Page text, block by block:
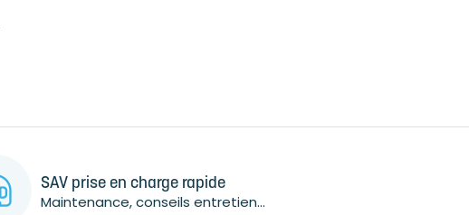
SAV prise en charge rapide
Maintenance, conseils entretien...